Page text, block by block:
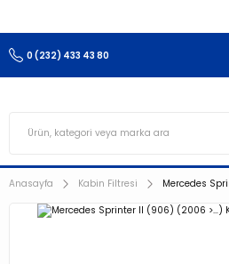
0 (232) 433 43 80
Anasayfa Kabin Filtresi Mercedes